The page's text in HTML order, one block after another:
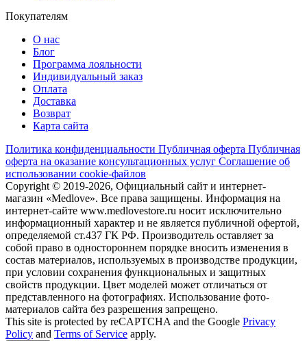
Покупателям
О нас
Блог
Программа лояльности
Индивидуальный заказ
Оплата
Доставка
Возврат
Карта сайта
Политика конфиденциальности Публичная оферта Публичная
оферта на оказание консультационных услуг Соглашение об
использовании cookie-файлов
Copyright © 2019-2026, Официальный сайт и интернет-
магазин «Medlove». Все права защищены. Информация на
интернет-сайте www.medlovestore.ru носит исключительно
информационный характер и не является публичной офертой,
определяемой ст.437 ГК РФ. Производитель оставляет за
собой право в одностороннем порядке вносить изменения в
состав материалов, используемых в производстве продукции,
при условии сохранения функциональных и защитных
свойств продукции. Цвет моделей может отличаться от
представленного на фотографиях. Использование фото-
материалов сайта без разрешения запрещено.
This site is protected by reCAPTCHA and the Google Privacy
Policy and Terms of Service apply.